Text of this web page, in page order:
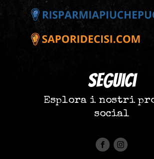
seguici
Esplora i nostri
social